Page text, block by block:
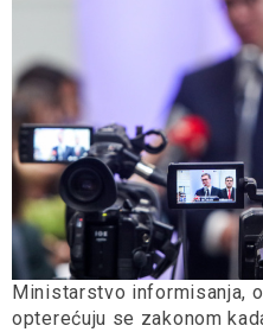
Ministarstvo informisanja,
opterećuju se zakonom